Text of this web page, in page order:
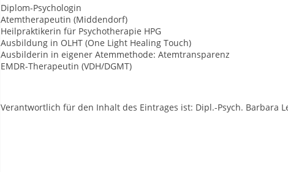
Diplom-Psychologin
Atemtherapeutin (Middendorf)
Heilpraktikerin für Psychotherapie HPG
Ausbildung in OLHT (One Light Healing Touch)
Ausbilderin in eigener Atemmethode: Atemtransparenz
EMDR-Therapeutin (VDH/DGMT)
Verantwortlich für den Inhalt des Eintrages ist: Dipl.-Psych. Barbara